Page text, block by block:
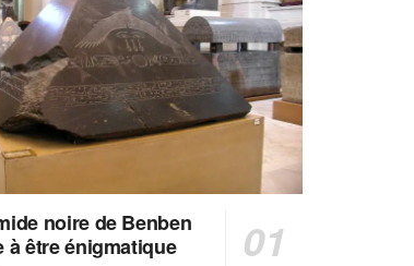
noire de Benben
à être énigmatique